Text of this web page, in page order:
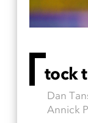
tock
Dan
Annick